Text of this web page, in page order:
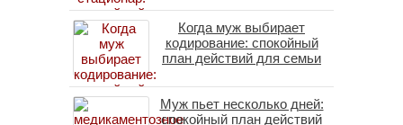
Когда муж выбирает
кодирование: спокойный
план действий для семьи
Муж пьет несколько дней:
спокойный план действий